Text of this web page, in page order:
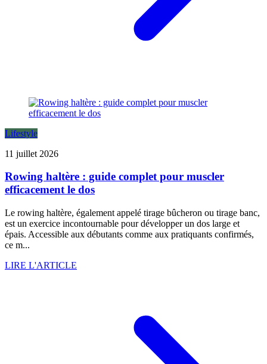
Lifestyle
11 juillet 2026
Rowing haltère : guide complet pour muscler
efficacement le dos
Le rowing haltère, également appelé tirage bûcheron ou tirage banc,
est un exercice incontournable pour développer un dos large et
épais. Accessible aux débutants comme aux pratiquants confirmés,
ce m...
LIRE L'ARTICLE